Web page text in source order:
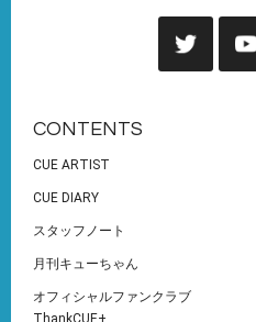
CONTENTS
CUE ARTIST
CUE DIARY
スタッフノート
月刊キューちゃん
オフィシャルファンクラブ
ThankCUE+